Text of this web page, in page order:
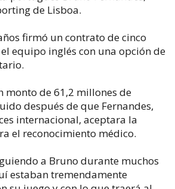
de Lisboa.
firmó un contrato de cinco
equipo inglés con una opción de
monto de 61,2 millones de
después de que Fernandes,
internacional, aceptara la
el reconocimiento médico.
a Bruno durante muchos
estaban tremendamente